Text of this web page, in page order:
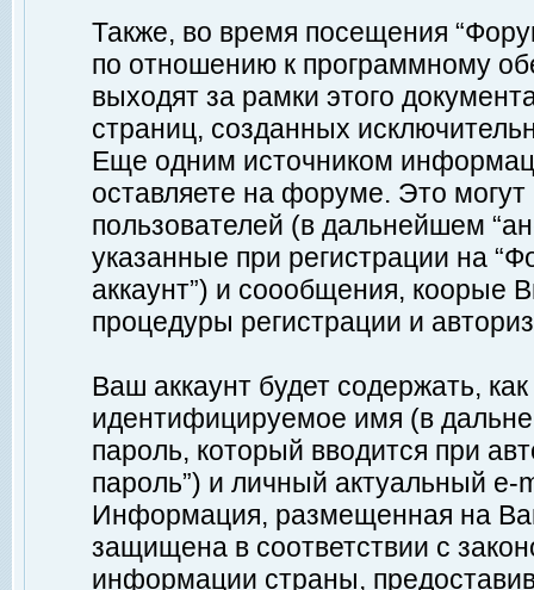
Также, во время посещения
по отношению к программному
выходят за рамки этого
страниц, созданных
Еще одним источником
оставляете на форуме. Это
пользователей (в дальнейшем
указанные при регистрации на
аккаунт”) и соообщения, коорые
процедуры регистрации и
Ваш аккаунт будет содержать,
идентифицируемое имя (в
пароль, который вводится при
пароль”) и личный актуальный
Информация, размещенная на
защищена в соответствии с
информации страны,